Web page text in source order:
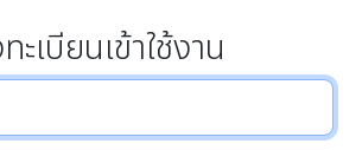
ะเบียนเข้าใช้งาน